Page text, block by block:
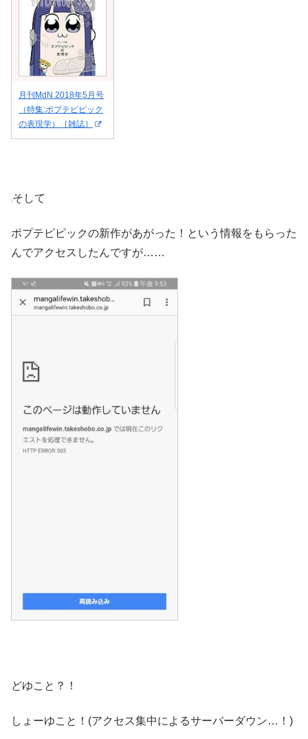
月刊MdN 2018年5月号
（特集:ポプテピピック
の表現学）［雑誌］
そして
ポプテピピックの新作があがった！という情報をもらった
んでアクセスしたんですが……
どゆこと？！
しょーゆこと！(アクセス集中によるサーバーダウン…！)